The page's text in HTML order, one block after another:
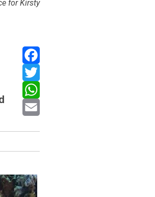
for Kirsty
Facebook
Twitter
WhatsApp